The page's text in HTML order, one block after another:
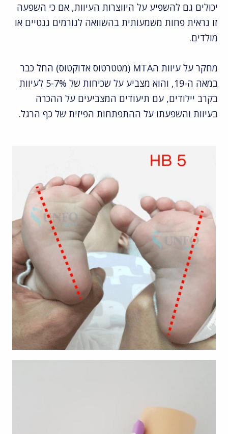
יכולים גם להשפיע על היווצרות העיוות, אם כי השפעה
זו נראית פחות משמעותית בהשוואה לגורמים גנטיים או
מולדים.
מחקר על עיוות הMTA (מטטרטוס אדוקטוס) החל כבר
במאה ה-19, והוא מצביע על שכיחות של 5-7% לעיוות
בקרב יילודים, עם תיעודים המצביעים על ההכרה
בעיוות והשפעתו על ההתפתחות הפיזית של כף הרגל.